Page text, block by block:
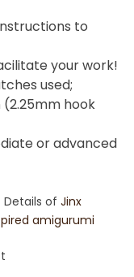
to
your work!
used;
(2.25mm hook
or advanced
of Jinx
amigurumi